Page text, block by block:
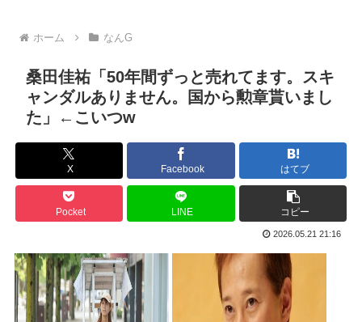
韓国人「30年前から変わらない日本の女子高生の姿に韓国人...
韓国人さん、ネトウヨの痛いところを突いてしまう。「日本人...
小泉防衛大臣、高市早苗の被災地訪問PVに張り合うかのよう...
韓国人「韓国人が日本のラーメンについて勘違いしていること...
生成AIのイラストを使ってTCG作ってる??
お前ら今期アニメ何見てるの？
【衝撃】 韓国人「箱根駅伝、走りながら乾杯してた」
ケンモメンの生きがいはなに？安倍晋三以外で
夏場のロリコンおま●こが蒸れ蒸れしててエッチなぷりきゅあ...
高市早苗、今日長崎で平和祈念式典に参列して被爆体験者と面...
ワールドトリガー、対A級戦闘試験開始から約1年経過
名探偵プリキュア！ 反省会
ホーム なんG
桑田佳祐「50年間ずっと売れてます。スキ
ャンダルありません。国から勲章貰いまし
た」←こいつw
X Facebook はてブ
Pocket LINE コピー
2026.05.21 21:16